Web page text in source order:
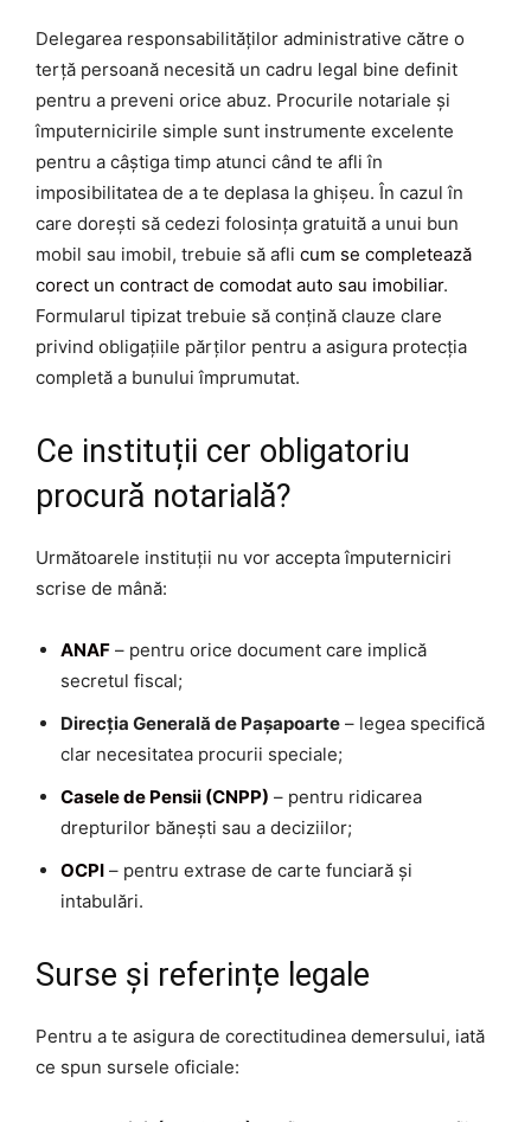
Delegarea responsabilităților administrative către o
terță persoană necesită un cadru legal bine definit
pentru a preveni orice abuz. Procurile notariale și
împuternicirile simple sunt instrumente excelente
pentru a câștiga timp atunci când te afli în
imposibilitatea de a te deplasa la ghișeu. În cazul în
care dorești să cedezi folosința gratuită a unui bun
mobil sau imobil, trebuie să afli cum se completează
corect un contract de comodat auto sau imobiliar.
Formularul tipizat trebuie să conțină clauze clare
privind obligațiile părților pentru a asigura protecția
completă a bunului împrumutat.
Ce instituții cer obligatoriu
procură notarială?
Următoarele instituții nu vor accepta împuterniciri
scrise de mână:
ANAF – pentru orice document care implică
secretul fiscal;
Direcția Generală de Pașapoarte – legea specifică
clar necesitatea procurii speciale;
Casele de Pensii (CNPP) – pentru ridicarea
drepturilor bănești sau a deciziilor;
OCPI – pentru extrase de carte funciară și
intabulări.
Surse și referințe legale
Pentru a te asigura de corectitudinea demersului, iată
ce spun sursele oficiale: